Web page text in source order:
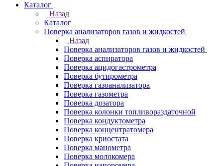
Каталог
Назад
Каталог
Поверка анализаторов газов и жидкостей
Назад
Поверка анализаторов газов и жидкостей
Поверка аспиратора
Поверка ацидогастрометра
Поверка бутирометра
Поверка газоанализатора
Поверка газометра
Поверка дозатора
Поверка колонки топливораздаточной
Поверка кондуктометра
Поверка концентратомера
Поверка криостата
Поверка манометра
Поверка молокомера